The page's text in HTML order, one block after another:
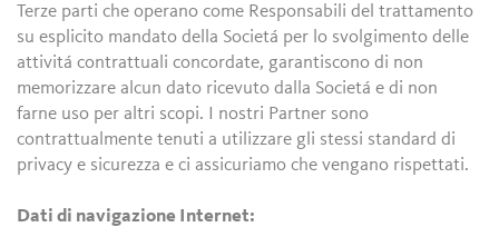
Terze parti che operano come Responsabili del trattamento
su esplicito mandato della Societá per lo svolgimento delle
attivitá contrattuali concordate, garantiscono di non
memorizzare alcun dato ricevuto dalla Societá e di non
farne uso per altri scopi. I nostri Partner sono
contrattualmente tenuti a utilizzare gli stessi standard di
privacy e sicurezza e ci assicuriamo che vengano rispettati.
Dati di navigazione Internet: